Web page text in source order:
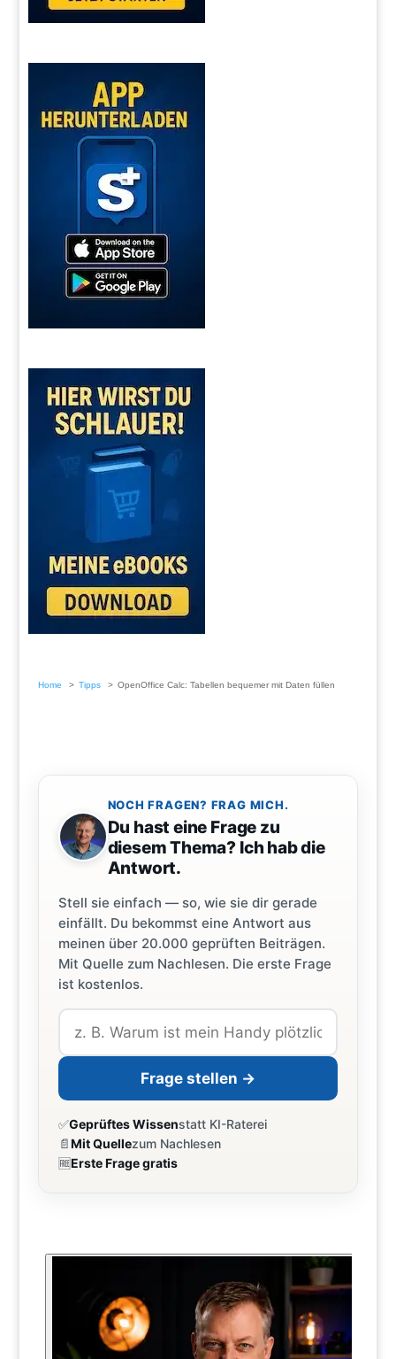
Home Tipps OpenOffice Calc: Tabellen bequemer mit Daten füllen
NOCH FRAGEN? FRAG MICH.
Du hast eine Frage zu
diesem Thema? Ich hab die
Antwort.
Stell sie einfach — so, wie sie dir gerade
einfällt. Du bekommst eine Antwort aus
meinen über 20.000 geprüften Beiträgen.
Mit Quelle zum Nachlesen. Die erste Frage
ist kostenlos.
Frage stellen →
✅Geprüftes Wissenstatt KI-Raterei
📄Mit Quellezum Nachlesen
🆓Erste Frage gratis